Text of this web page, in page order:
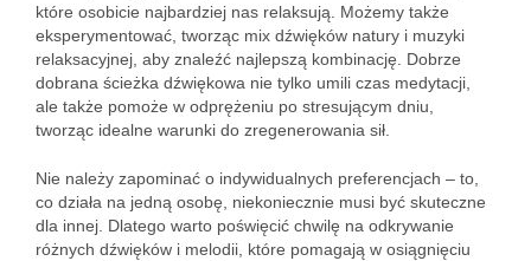
które osobicie najbardziej nas relaksują. Możemy także
eksperymentować, tworząc mix dźwięków natury i muzyki
relaksacyjnej, aby znaleźć najlepszą kombinację. Dobrze
dobrana ścieżka dźwiękowa nie tylko umili czas medytacji,
ale także pomoże w odprężeniu po stresującym dniu,
tworząc idealne warunki do zregenerowania sił.
Nie należy zapominać o indywidualnych preferencjach – to,
co działa na jedną osobę, niekoniecznie musi być skuteczne
dla innej. Dlatego warto poświęcić chwilę na odkrywanie
różnych dźwięków i melodii, które pomagają w osiągnięciu